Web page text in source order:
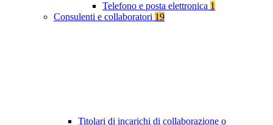
Telefono e posta elettronica 1
Consulenti e collaboratori 19
Titolari di incarichi di collaborazione o